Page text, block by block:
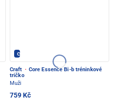
CRAFT - PEC POD SNĚŽKOU
Craft · Core Essence Bi-b tréninkové
tričko
Muži
759 Kč